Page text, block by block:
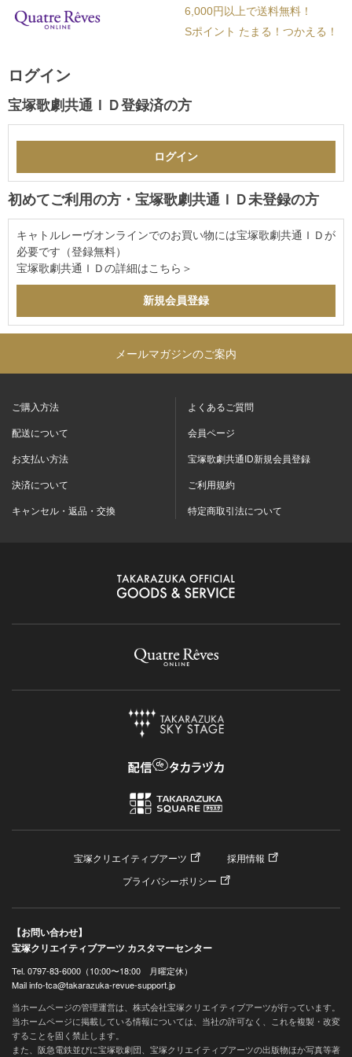
6,000円以上で送料無料！
Sポイント たまる！つかえる！
ログイン
宝塚歌劇共通ＩＤ登録済の方
初めてご利用の方・宝塚歌劇共通ＩＤ未登録の方
キャトルレーヴオンラインでのお買い物には宝塚歌劇共通ＩＤが
必要です（登録無料）
宝塚歌劇共通ＩＤの詳細はこちら＞
メールマガジンのご案内
ご購入方法
配送について
お支払い方法
決済について
キャンセル・返品・交換
よくあるご質問
会員ページ
宝塚歌劇共通ID新規会員登録
ご利用規約
特定商取引法について
宝塚クリエイティブアーツ
採用情報
プライバシーポリシー
【お問い合わせ】
宝塚クリエイティブアーツ カスタマーセンター
Tel. 0797-83-6000（10:00〜18:00 月曜定休）
Mail info-tca@takarazuka-revue-support.jp
当ホームページの管理運営は、株式会社宝塚クリエイティブアーツが行っています。
当ホームページに掲載している情報については、当社の許可なく、これを複製・改変
することを固く禁止します。
また、阪急電鉄並びに宝塚歌劇団、宝塚クリエイティブアーツの出版物ほか写真等著